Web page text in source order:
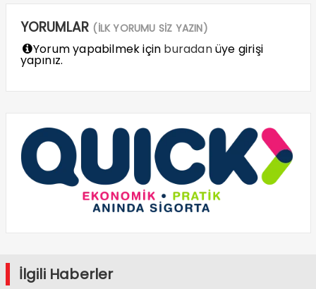
YORUMLAR (İLK YORUMU SİZ YAZIN)
Yorum yapabilmek için buradanüye girişi
yapınız.
İlgili Haberler